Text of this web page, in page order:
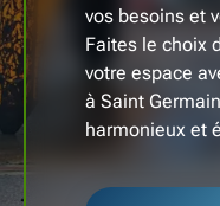
vos besoins et
Faites le choix
votre espace
à Saint
harmonieux et